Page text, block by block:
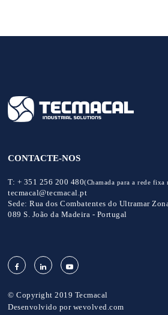
CONTACTE-NOS
T: + 351 256 200 480(Chamada para a rede fixa
tecmacal@tecmacal.pt
Sede: Rua dos Combatentes do Ultramar
089 S. João da Madeira - Portugal
© Copyright 2019 Tecmacal
Desenvolvido por wevolved.com